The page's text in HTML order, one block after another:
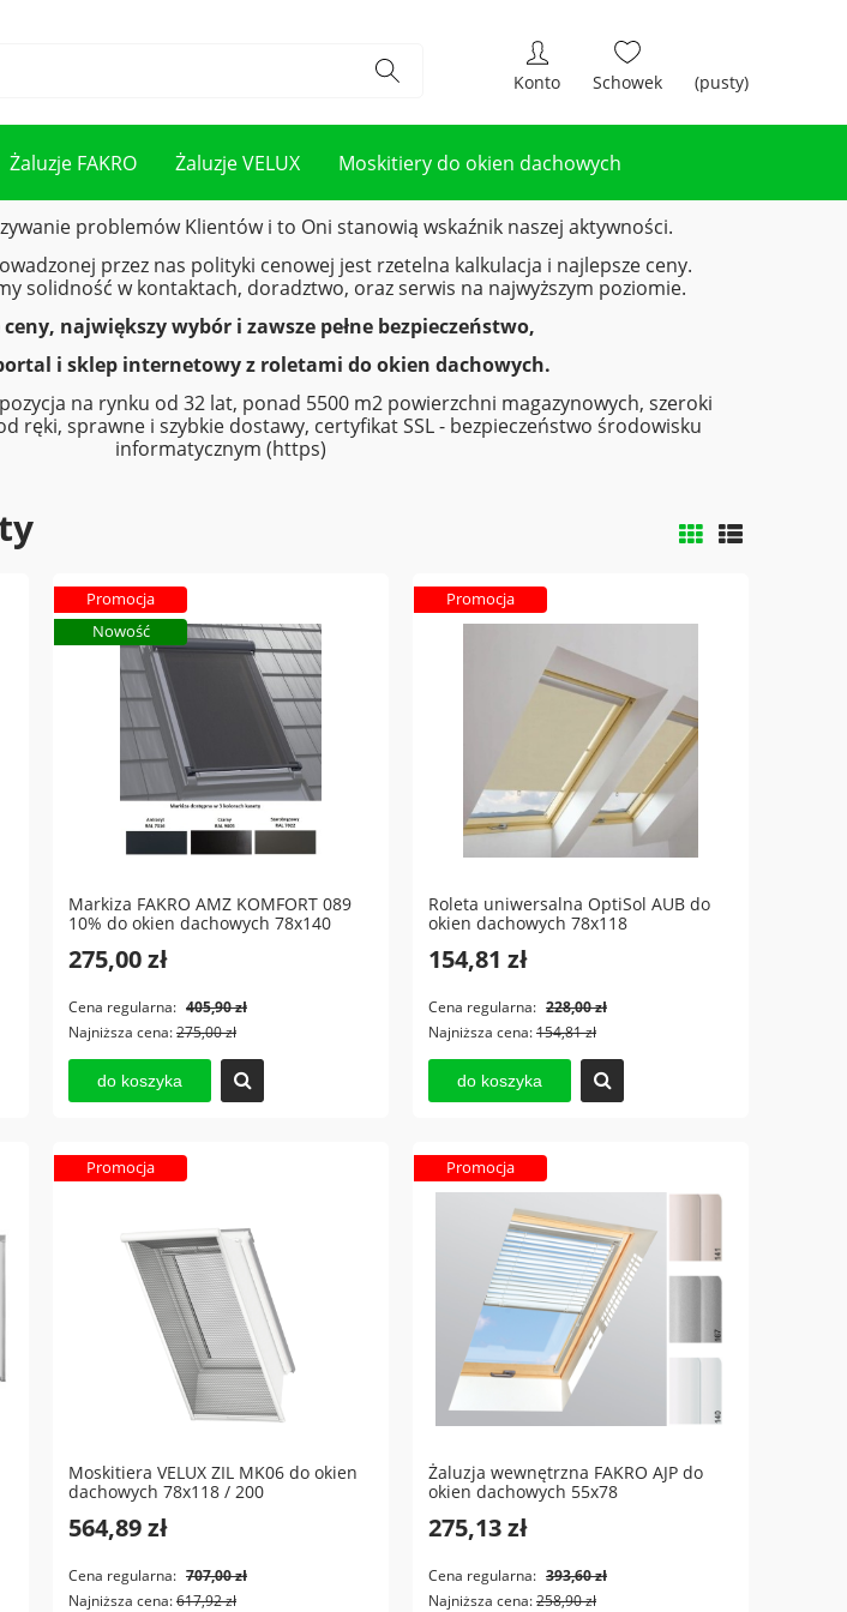
(pusty)
Żaluzje FAKRO Żaluzje VELUX Moskitiery do okien dachowych
problemów Klientów i to Oni stanowią wskaźnik naszej aktywności.
przez nas polityki cenowej jest rzetelna kalkulacja i najlepsze ceny.
solidność w kontaktach, doradztwo, oraz serwis na najwyższym poziomie.
największy wybór i zawsze pełne bezpieczeństwo,
i sklep internetowy z roletami do okien dachowych.
na rynku od 32 lat, ponad 5500 m2 powierzchni magazynowych, szeroki
ręki, sprawne i szybkie dostawy, certyfikat SSL - bezpieczeństwo środowisku
informatycznym (https)
Markiza FAKRO AMZ KOMFORT 089
10% do okien dachowych 78x140
275,00 zł
Cena regularna: 405,90 zł
Najniższa cena:275,00 zł
do koszyka
Promocja
Nowość
Roleta uniwersalna OptiSol AUB do
okien dachowych 78x118
154,81 zł
Cena regularna: 228,00 zł
Najniższa cena:154,81 zł
do koszyka
Promocja
Moskitiera VELUX ZIL MK06 do okien
dachowych 78x118 / 200
564,89 zł
Cena regularna: 707,00 zł
Najniższa cena:617,92 zł
Promocja
Żaluzja wewnętrzna FAKRO AJP do
okien dachowych 55x78
275,13 zł
Cena regularna: 393,60 zł
Najniższa cena:258,90 zł
Promocja